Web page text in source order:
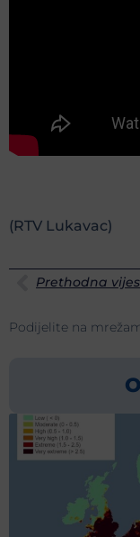
(RTV Lukavac)
Prethodna
Podijelite na